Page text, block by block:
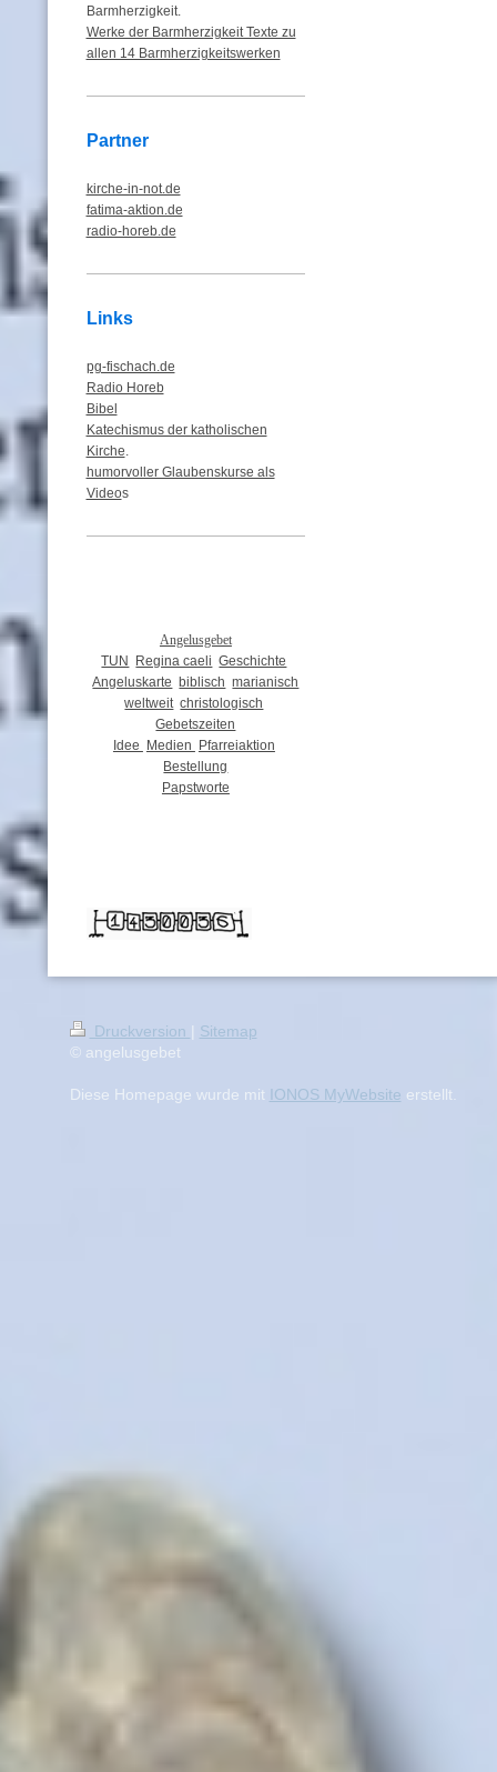
Barmherzigkeit.
Werke der Barmherzigkeit Texte zu
allen 14 Barmherzigkeitswerken
Partner
kirche-in-not.de
fatima-aktion.de
radio-horeb.de
Links
pg-fischach.de
Radio Horeb
Bibel
Katechismus der katholischen
Kirche.
humorvoller Glaubenskurse als
Videos
Angelusgebet
TUN
Regina caeli Geschichte
Angeluskarte biblisch marianisch
weltweit christologisch
Gebetszeiten
Idee
Medien
Pfarreiaktion
Bestellung
Papstworte
Druckversion | Sitemap
© angelusgebet
Diese Homepage wurde mit IONOS MyWebsite erstellt.